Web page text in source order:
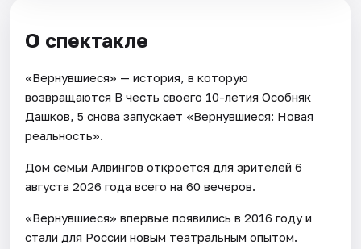
О спектакле
«Вернувшиеся» — история, в которую
возвращаются В честь своего 10-летия Особняк
Дашков, 5 снова запускает «Вернувшиеся: Новая
реальность».
Дом семьи Алвингов откроется для зрителей 6
августа 2026 года всего на 60 вечеров.
«Вернувшиеся» впервые появились в 2016 году и
стали для России новым театральным опытом.